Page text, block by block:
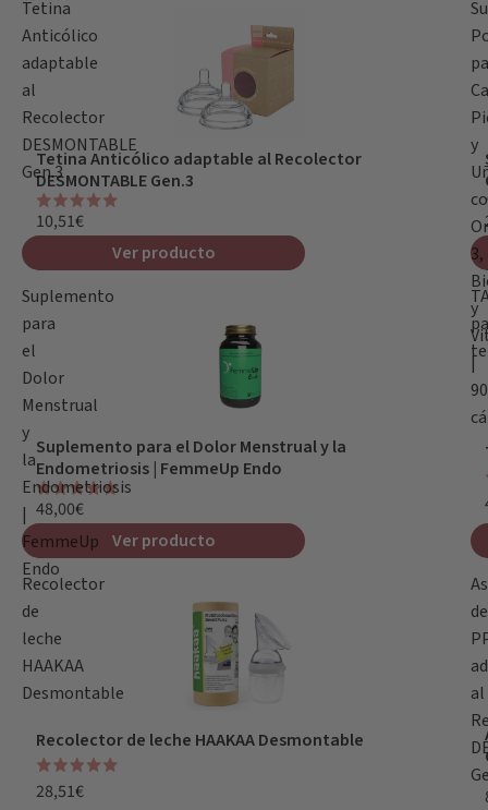
Tetina
Anticólico
adaptable
al
Recolector
DESMONTABLE
Gen.3
Tetina Anticólico adaptable al Recolector
DESMONTABLE Gen.3
10,51€
Ver producto
y
3,
y
|
90
Suplemento
para
el
Dolor
Menstrual
y
la
Endometriosis
|
FemmeUp
Endo
Suplemento para el Dolor Menstrual y la
Endometriosis | FemmeUp Endo
48,00€
Ver producto
Recolector
de
leche
HAAKAA
Desmontable
Recolector de leche HAAKAA Desmontable
28,51€
de
al